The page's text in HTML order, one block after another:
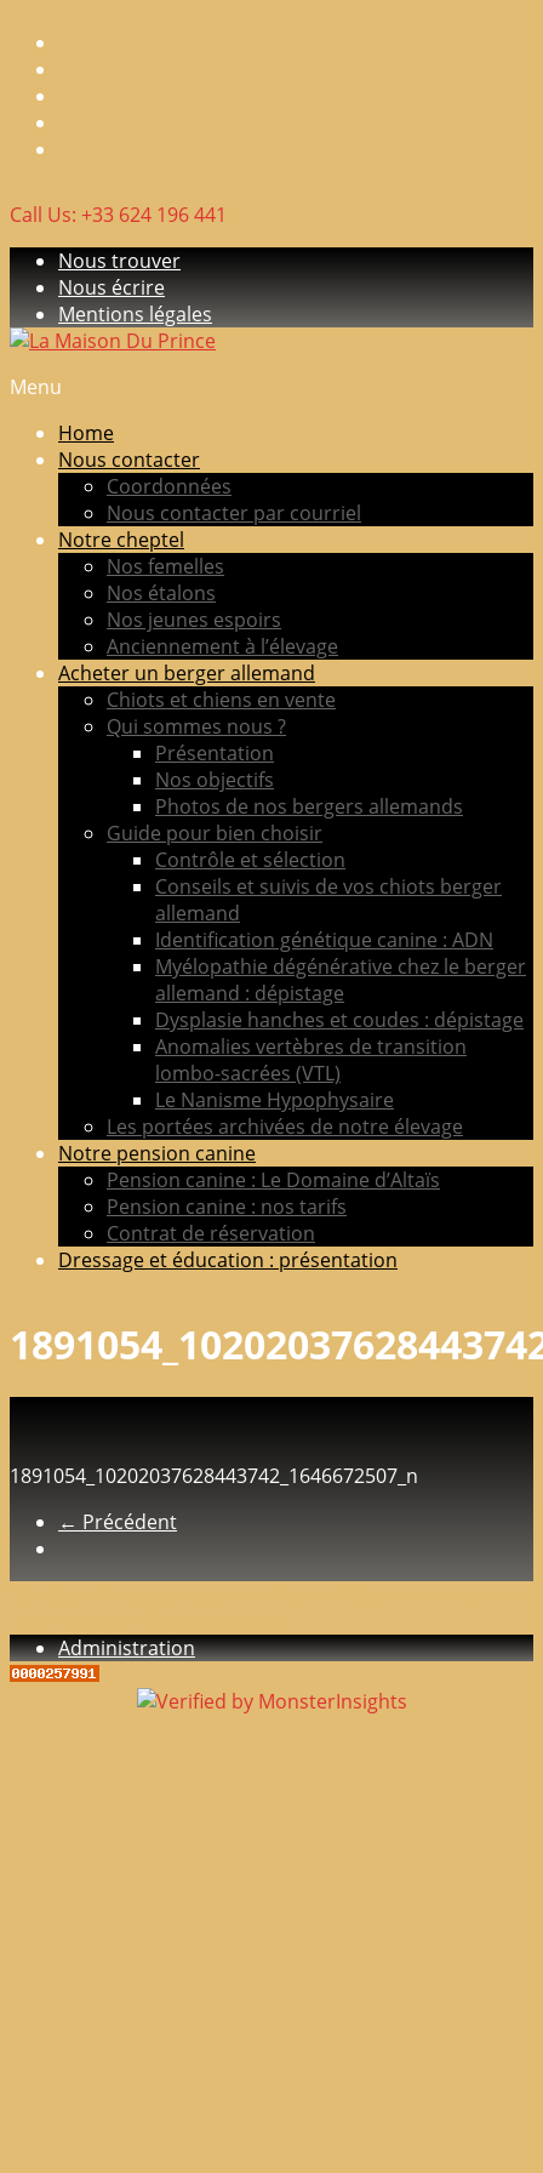
content
Call Us: +33 624 196 441
Nous trouver
Nous écrire
Mentions légales
La
Maison
Du
Prince
Elevage
allemand
adultes
Menu
Home
Nous contacter
Coordonnées
Nous contacter par courriel
Notre cheptel
Nos femelles
Nos étalons
Nos jeunes espoirs
Anciennement à l’élevage
Acheter un berger allemand
Chiots et chiens en vente
Qui sommes nous ?
Présentation
Nos objectifs
Photos de nos bergers allemands
Guide pour bien choisir
Contrôle et sélection
Conseils et suivis de vos chiots berger
allemand
Identification génétique canine : ADN
Myélopathie dégénérative chez le berger
allemand : dépistage
Dysplasie hanches et coudes : dépistage
Anomalies vertèbres de transition
lombo-sacrées (VTL)
Le Nanisme Hypophysaire
Les portées archivées de notre élevage
Notre pension canine
Pension canine : Le Domaine d’Altaïs
Pension canine : nos tarifs
Contrat de réservation
Dressage et éducation : présentation
1891054_10202037628443742_1646672507_n
← Précédent
Administration